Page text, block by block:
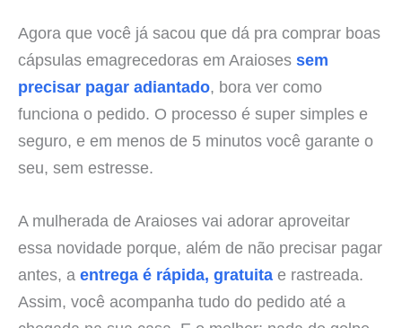
Agora que você já sacou que dá pra comprar boas
cápsulas emagrecedoras em Araioses sem
precisar pagar adiantado, bora ver como
funciona o pedido. O processo é super simples e
seguro, e em menos de 5 minutos você garante o
seu, sem estresse.
A mulherada de Araioses vai adorar aproveitar
essa novidade porque, além de não precisar pagar
antes, a entrega é rápida, gratuita e rastreada.
Assim, você acompanha tudo do pedido até a